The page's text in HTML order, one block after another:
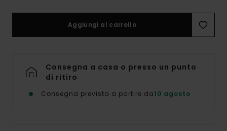
Aggiungi al carrello
Consegna a casa o presso un punto
di ritiro
Consegna prevista a partire da10 agosto